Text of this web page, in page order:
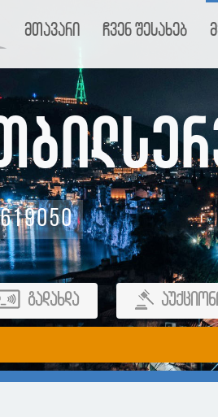
მთავარი ჩვენ შესახებ
გადახდა